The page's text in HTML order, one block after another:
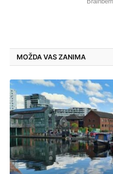
MOŽDA VAS ZANIMA